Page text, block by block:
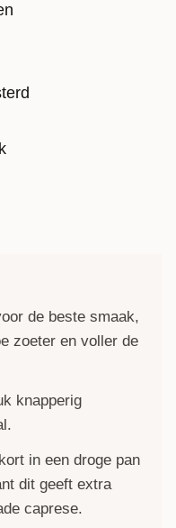
de beste smaak,
zoeter en voller de
knapperig
in een droge pan
dit geeft extra
caprese.